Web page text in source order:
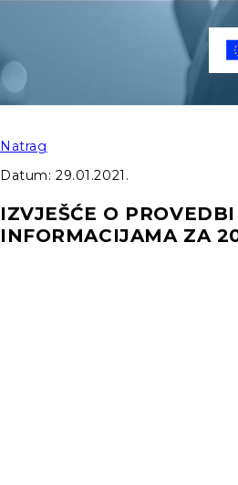
Natrag
Datum: 29.01.2021.
IZVJEŠĆE O
INFORMACIJAMA ZA